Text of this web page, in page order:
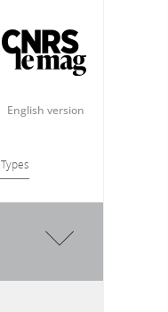
English version
Types